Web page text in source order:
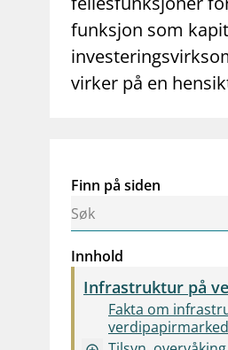
funksjon som
virker på en
Finn på siden
Innhold
Infrastruktur på
Fakta om